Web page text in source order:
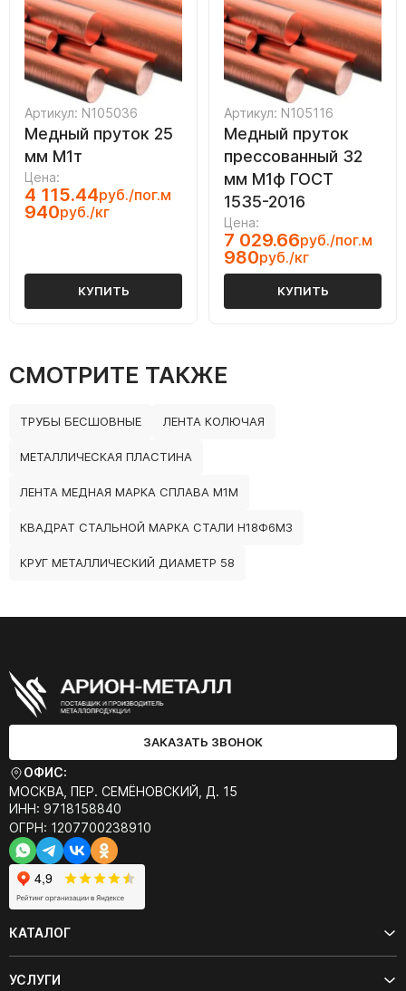
Артикул: N105036
Медный пруток 25
мм М1т
Цена:
4 115.44руб./пог.м
940руб./кг
КУПИТЬ
Артикул: N105116
Медный пруток
прессованный 32
мм М1ф ГОСТ
1535-2016
Цена:
7 029.66руб./пог.м
980руб./кг
КУПИТЬ
СМОТРИТЕ ТАКЖЕ
ТРУБЫ БЕСШОВНЫЕ ЛЕНТА КОЛЮЧАЯ
МЕТАЛЛИЧЕСКАЯ ПЛАСТИНА
ЛЕНТА МЕДНАЯ МАРКА СПЛАВА М1М
КВАДРАТ СТАЛЬНОЙ МАРКА СТАЛИ Н18Ф6М3
КРУГ МЕТАЛЛИЧЕСКИЙ ДИАМЕТР 58
ЗАКАЗАТЬ ЗВОНОК
ОФИС:
МОСКВА, ПЕР. СЕМЁНОВСКИЙ, Д. 15
ИНН: 9718158840
ОГРН: 1207700238910
КАТАЛОГ
УСЛУГИ